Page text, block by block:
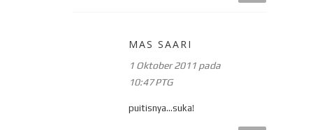
MAS SAARI
1 Oktober 2011 pada
10:47 PTG
puitisnya...suka!